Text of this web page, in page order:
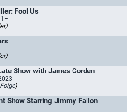
Fool Us
Show with James Corden
Folge)
Show Starring Jimmy Fallon